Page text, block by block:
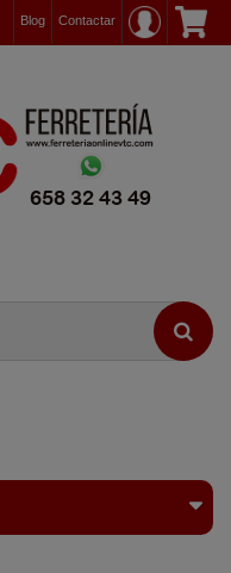
Contactar
Blog